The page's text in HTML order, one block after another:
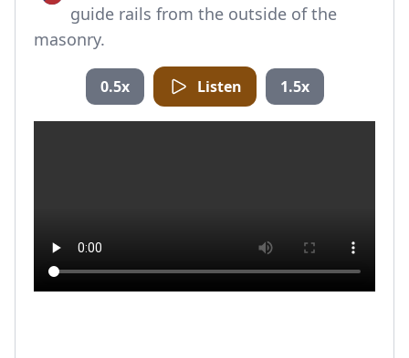
guide rails from the outside of the
masonry.
0.5x Listen 1.5x